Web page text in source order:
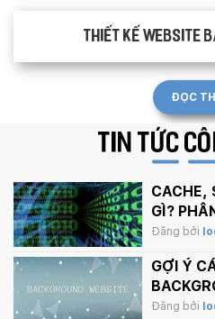
Thiết kế website
ĐỌC
TIN TỨC
CACHE,
GÌ?
VÀ
Đăng bởi
GỢI Ý
Đăng bởi